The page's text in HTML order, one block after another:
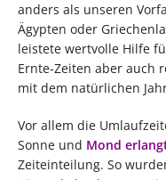
anders als unseren
Ägypten oder
leistete wertvolle Hilfe
Ernte-Zeiten aber auch
mit dem natürlichen
Vor allem die
Sonne und Mond
Zeiteinteilung. So